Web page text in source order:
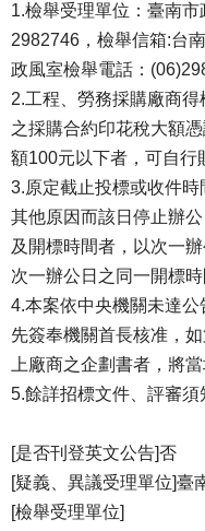
1.檢舉受理單位：臺南市
2982746，檢舉信箱:台
政風室檢舉電話：
2.工程、勞務採購廠商
之採購合約印花稅大額
額100元以下者，可自行
3.原定截止投標或收件
其他原因而該日停止辦
及開標時間者，以次一
次一辦公日之同一開標時
4.本案依中央機關未達
先簽奉機關首長核准，
上廠商之企劃書者，將
5.餘詳招標文件、評審須
[是否刊登英文公告]否
[疑義、異議受理單位]臺
[檢舉受理單位]